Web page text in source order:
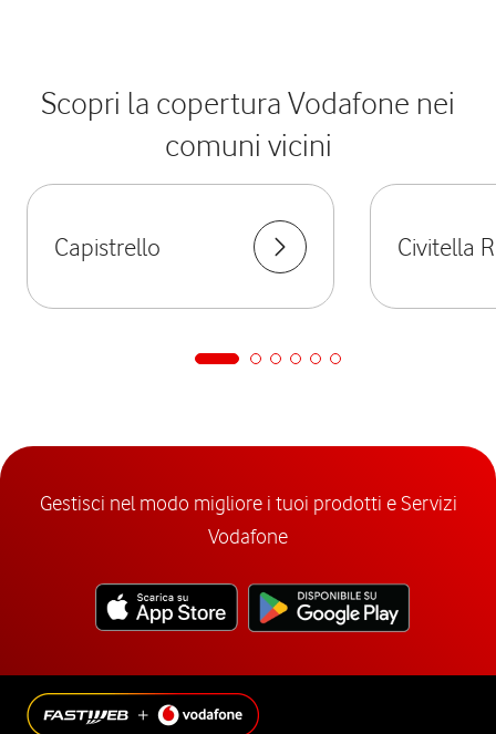
Scopri la copertura Vodafone nei
comuni vicini
Capistrello Civitella
Gestisci nel modo migliore i tuoi prodotti e Servizi
Vodafone